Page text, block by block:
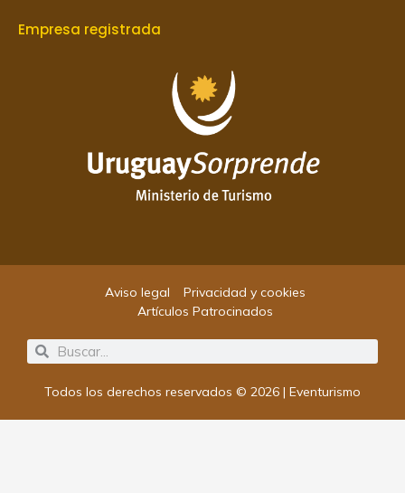
Empresa registrada
Todos los derechos reservados © 2026 | Eventurismo
SearchSearch
Aviso legal
Privacidad y cookies
Artículos Patrocinados